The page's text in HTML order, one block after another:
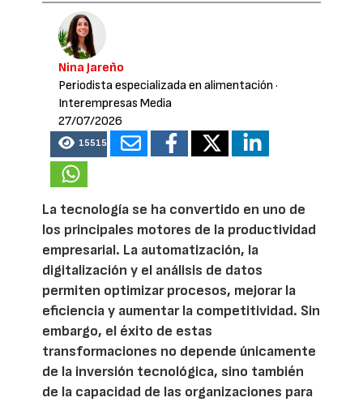
Nina Jareño
Periodista especializada en alimentación ·
Interempresas Media
27/07/2026
15515
La tecnología se ha convertido en uno de
los principales motores de la productividad
empresarial. La automatización, la
digitalización y el análisis de datos
permiten optimizar procesos, mejorar la
eficiencia y aumentar la competitividad. Sin
embargo, el éxito de estas
transformaciones no depende únicamente
de la inversión tecnológica, sino también
de la capacidad de las organizaciones para